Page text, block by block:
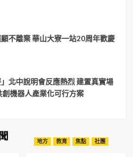
不離棄 華山大寮一站20周年歡慶
北中說明會反應熱烈 建置真實場
機器人產業化可行方案
地方 教育 焦點 社團